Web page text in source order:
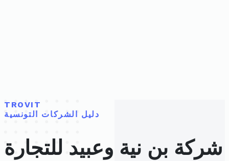
TROVIT
دليل الشركات التونسية
شركة بن نية وعبيد للتجارة